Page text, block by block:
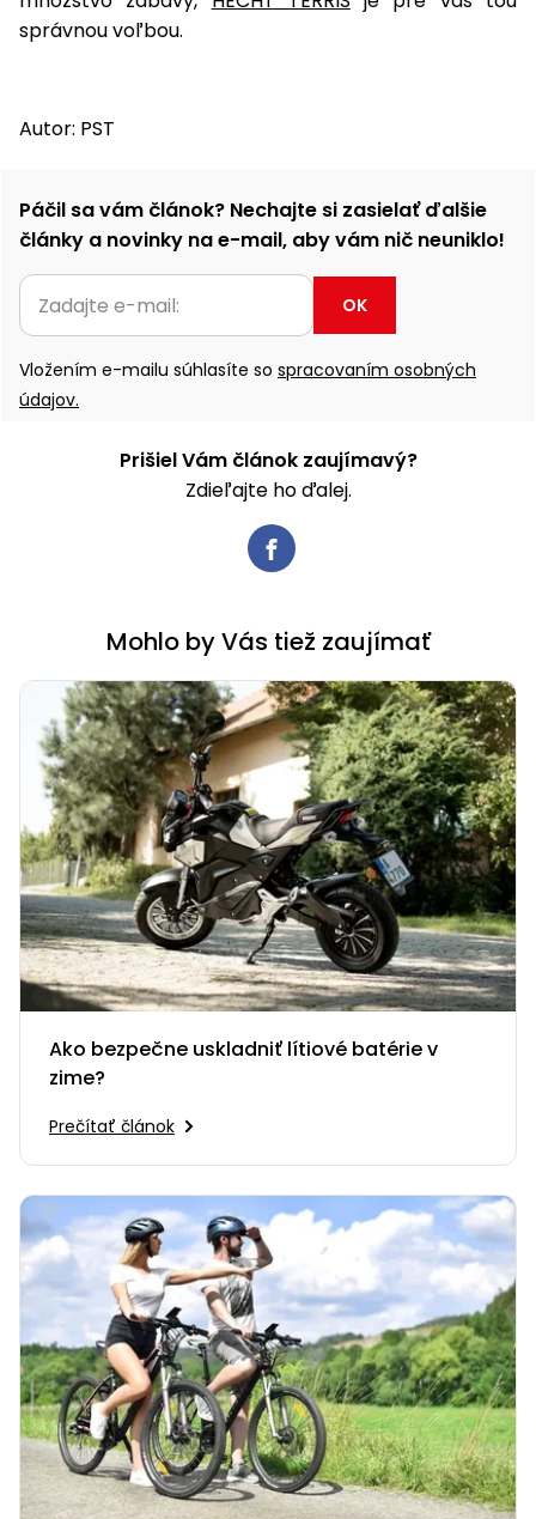
správnou voľbou.
Autor: PST
Páčil sa vám článok? Nechajte si zasielať ďalšie
články a novinky na e-mail, aby vám nič neuniklo!
OK
Vložením e-mailu súhlasíte so spracovaním osobných
údajov.
Prišiel Vám článok zaujímavý?
Zdieľajte ho ďalej.
Mohlo by Vás tiež zaujímať
Ako bezpečne uskladniť lítiové batérie v
zime?
Prečítať článok